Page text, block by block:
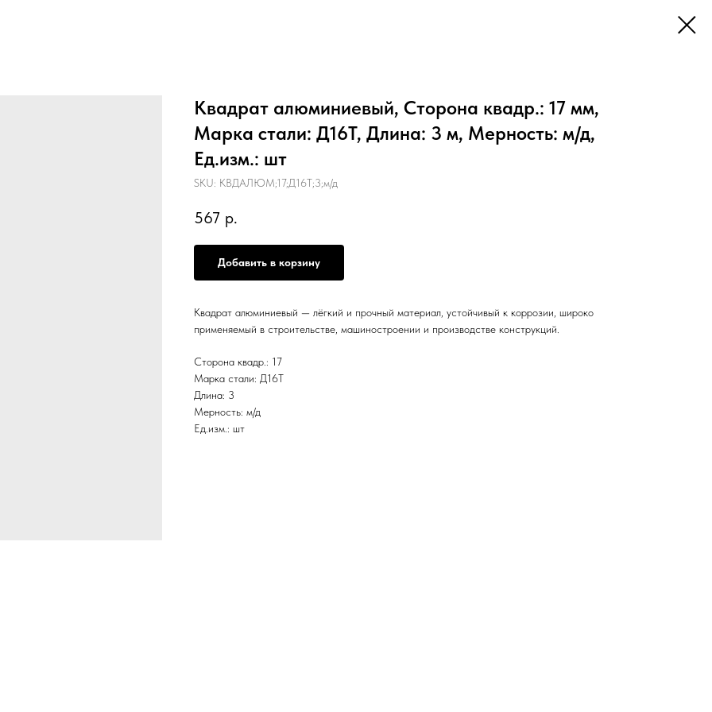
Квадрат алюминиевый, Сторона квадр.: 17 мм,
Марка стали: Д16Т, Длина: 3 м, Мерность: м/д,
Ед.изм.: шт
SKU: КВДАЛЮМ;17;Д16Т;3;м/д
567 р.
Добавить в корзину
Квадрат алюминиевый — лёгкий и прочный материал, устойчивый к коррозии, широко
применяемый в строительстве, машиностроении и производстве конструкций.
Сторона квадр.: 17
Марка стали: Д16Т
Длина: 3
Мерность: м/д
Ед.изм.: шт